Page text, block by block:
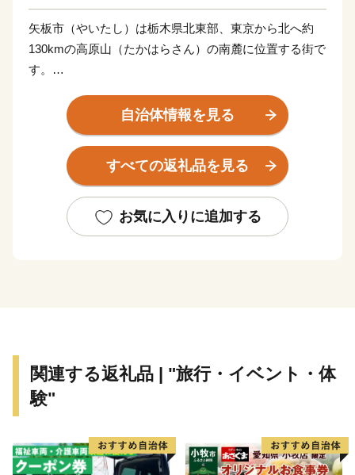
矢板市（やいたし）は栃木県北東部、東京から北へ約
130kmの高原山（たかはらさん）の南麓に位置する街で
す。
実感できる場所ですが、東北自動車道、国道4号線、JR
宇都宮線が市の南北に通り、矢板駅と片岡駅の2つの駅
を擁する大変交通の便の良いところでもあります。
矢板市のシンボルでもある高原山には県民の森や八方ヶ
群生、秋には素晴らしい紅葉や黄金色の稲穂に市の特産
物であるリンゴが実る風景、冬はスノーシューハイキン
自治体情報を見る
すべての返礼品を見る
お気に入りに追加する
関連する返礼品 | "旅行・イベント・体
験"